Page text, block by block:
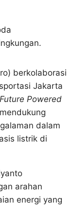
berkolaborasi
Jakarta
Powered
dalam
listrik di
arahan
energi yang